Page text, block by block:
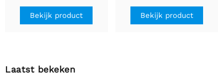
verstelbaar | Monitor
Bekijk product
Ethernet (10/100/1000
Mbps) + 4 SFP/SFP+ | 1U
Bekijk product
Laatst bekeken